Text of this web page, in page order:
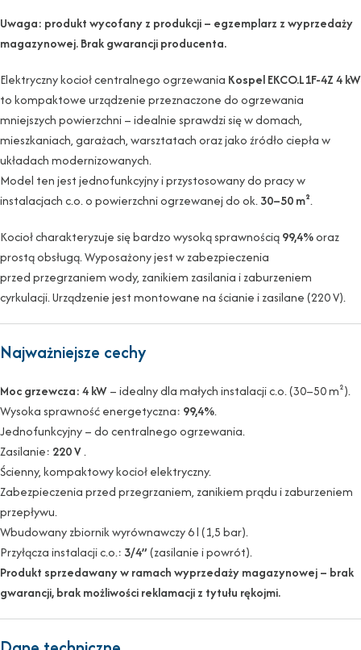
Uwaga: produkt wycofany z produkcji – egzemplarz z wyprzedaży
magazynowej. Brak gwarancji producenta.
Elektryczny kocioł centralnego ogrzewania Kospel EKCO.L1F-4Z 4 kW
to kompaktowe urządzenie przeznaczone do ogrzewania
mniejszych powierzchni – idealnie sprawdzi się w domach,
mieszkaniach, garażach, warsztatach oraz jako źródło ciepła w
układach modernizowanych.
Model ten jest jednofunkcyjny i przystosowany do pracy w
instalacjach c.o. o powierzchni ogrzewanej do ok.30–50 m².
Kocioł charakteryzuje się bardzo wysoką sprawnością99,4%oraz
prostą obsługą. Wyposażony jest w zabezpieczenia
przed przegrzaniem wody, zanikiem zasilania i zaburzeniem
cyrkulacji. Urządzenie jest montowane na ścianie i zasilane (220 V).
Najważniejsze cechy
Moc grzewcza: 4 kW– idealny dla małych instalacji c.o. (30–50 m²).
Wysoka sprawność energetyczna: 99,4%.
Jednofunkcyjny – do centralnego ogrzewania.
Zasilanie: 220 V.
Ścienny, kompaktowy kocioł elektryczny.
Zabezpieczenia przed przegrzaniem, zanikiem prądu i zaburzeniem
przepływu.
Wbudowany zbiornik wyrównawczy 6 l (1,5 bar).
Przyłącza instalacji c.o.: 3/4”(zasilanie i powrót).
Produkt sprzedawany w ramach wyprzedaży magazynowej – brak
gwarancji, brak możliwości reklamacji z tytułu rękojmi.